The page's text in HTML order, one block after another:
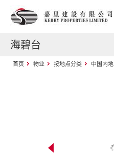
海碧台
首页 物业 按地点分类 中国内地